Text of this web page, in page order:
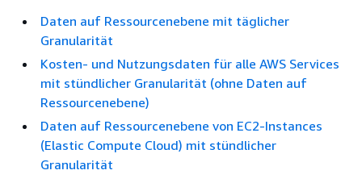
Daten auf Ressourcenebene mit täglicher
Granularität
Kosten- und Nutzungsdaten für alle AWS Services
mit stündlicher Granularität (ohne Daten auf
Ressourcenebene)
Daten auf Ressourcenebene von EC2-Instances
(Elastic Compute Cloud) mit stündlicher
Granularität